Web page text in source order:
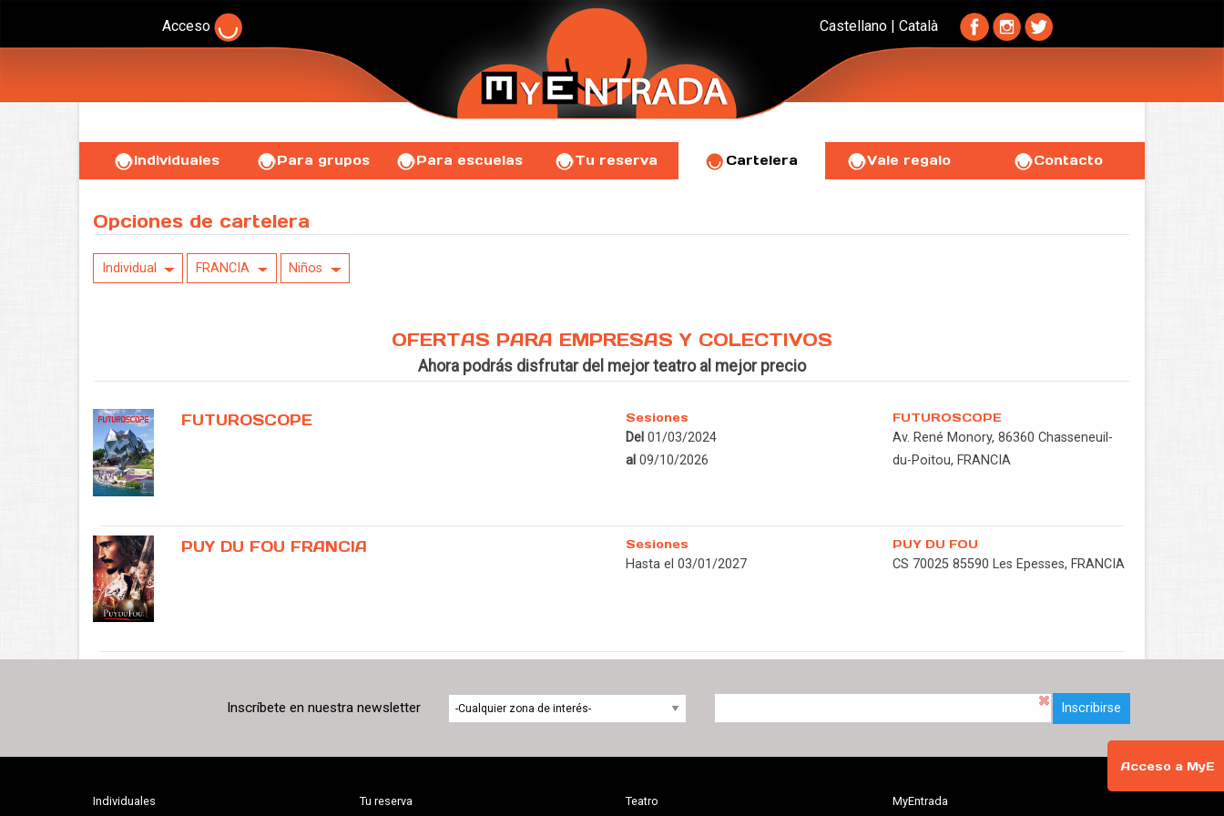
Acceso Castellano |Català
Individuales Para grupos Para escuelas Tu reserva Cartelera Vale regalo Contacto
Opciones de cartelera
Individual FRANCIA Niños
OFERTAS PARA EMPRESAS Y COLECTIVOS
Ahora podrás disfrutar del mejor teatro al mejor precio
FUTUROSCOPE
Sesiones
Del 01/03/2024
al 09/10/2026
FUTUROSCOPE
Av. René Monory, 86360 Chasseneuil-
du-Poitou, FRANCIA
PUY DU FOU FRANCIA
Sesiones
Hasta el 03/01/2027
PUY DU FOU
CS 70025 85590 Les Epesses, FRANCIA
Acceso a MyE
Inscríbete en nuestra newsletter Inscribirse
Individuales Tu reserva Teatro MyEntrada